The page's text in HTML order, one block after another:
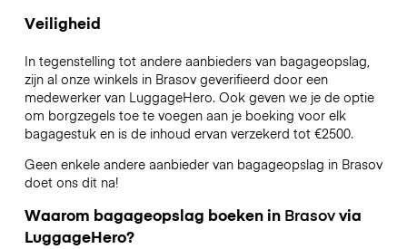
Veiligheid
In tegenstelling tot andere aanbieders van bagageopslag,
zijn al onze winkels in Brasovgeverifieerd door een
medewerker van LuggageHero. Ook geven we je de optie
om borgzegels toe te voegen aan je boeking voor elk
bagagestuk en is de inhoud ervan verzekerd tot €2500.
Geen enkele andere aanbieder van bagageopslag in Brasov
doet ons dit na!
Waarom bagageopslag boeken in Brasovvia
LuggageHero?